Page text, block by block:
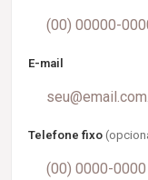
E-mail
Telefone fixo